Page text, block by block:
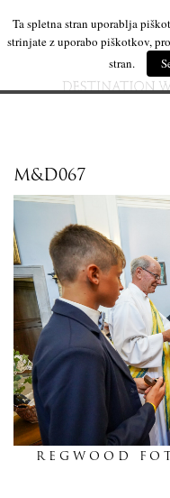
M&D067
REGWOOD
Ta spletna stran uporablja
strinjate z uporabo piškotkov,
stran.